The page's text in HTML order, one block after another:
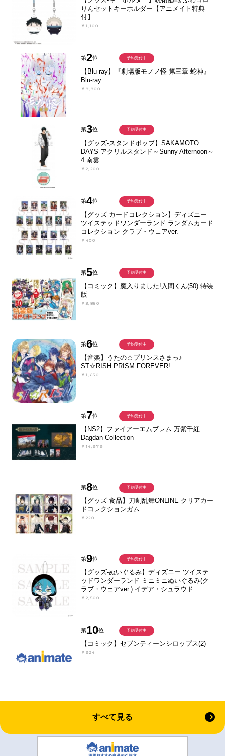
りんセットキーホルダー【アニメイト特典
付】
￥1,100
第2位
【Blu-ray】『劇場版モノノ怪 第三章 蛇神』
Blu-ray
￥9,900
予約受付中
第3位
【グッズ-スタンドポップ】SAKAMOTO
DAYS アクリルスタンド～Sunny Afternoon～
4.南雲
￥2,200
予約受付中
第4位
【グッズ-カードコレクション】ディズニー
ツイステッドワンダーランド ランダムカード
コレクション クラブ・ウェアver.
￥400
予約受付中
第5位
【コミック】魔入りました!入間くん(50) 特装
版
￥3,850
予約受付中
第6位
【音楽】うたの☆プリンスさまっ♪
ST☆RISH PRISM FOREVER!
￥1,650
予約受付中
第7位
【NS2】ファイアーエムブレム 万紫千紅
Dagdan Collection
￥14,979
予約受付中
第8位
【グッズ-食品】刀剣乱舞ONLINE クリアカー
ドコレクションガム
￥220
予約受付中
第9位
【グッズ-ぬいぐるみ】ディズニー ツイステ
ッドワンダーランド ミニミニぬいぐるみ(ク
ラブ・ウェアver.) イデア・シュラウド
￥2,500
予約受付中
第10位
【コミック】セブンティーンシロップス(2)
￥924
予約受付中
すべて見る